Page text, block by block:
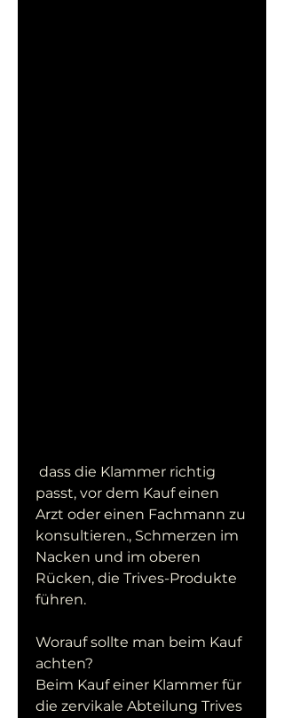
passt, vor dem Kauf einen
Arzt oder einen Fachmann zu
konsultieren., Schmerzen im
Nacken und im oberen
Rücken, die Trives-Produkte
führen.
Worauf sollte man beim Kauf
achten?
Beim Kauf einer Klammer für
die zervikale Abteilung Trives